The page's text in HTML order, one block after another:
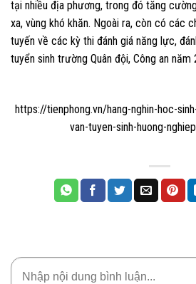
tại nhiều địa phương, trong đó tăng
xa, vùng khó khăn. Ngoài ra, còn có các
tuyến về các kỳ thi đánh giá năng lực,
tuyển sinh trường Quân đội, Công an
https://tienphong.vn/hang-nghin-hoc-
van-tuyen-sinh-huong-